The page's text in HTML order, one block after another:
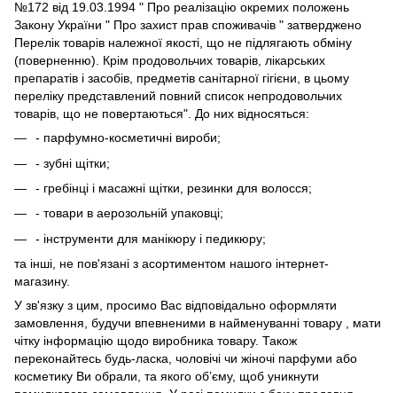
№172 від 19.03.1994 " Про реалізацію окремих положень
Закону України " Про захист прав споживачів " затверджено
Перелік товарів належної якості, що не підлягають обміну
(поверненню). Крім продовольчих товарів, лікарських
препаратів і засобів, предметів санітарної гігієни, в цьому
переліку представлений повний список непродовольчих
товарів, що не повертаються". До них відносяться:
- парфумно-косметичні вироби;
- зубні щітки;
- гребінці і масажні щітки, резинки для волосся;
- товари в аерозольній упаковці;
- інструменти для манікюру і педикюру;
та інші, не пов'язані з асортиментом нашого інтернет-
магазину.
У зв'язку з цим, просимо Вас відповідально оформляти
замовлення, будучи впевненими в найменуванні товару , мати
чітку інформацію щодо виробника товару. Також
переконайтесь будь-ласка, чоловічі чи жіночі парфуми або
косметику Ви обрали, та якого об’єму, щоб уникнути